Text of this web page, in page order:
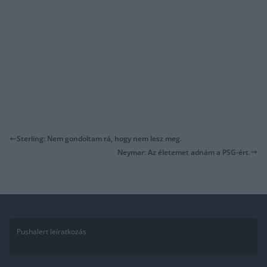
Sterling: Nem gondoltam rá, hogy nem lesz meg.
Neymar: Az életemet adnám a PSG-ért.
Pushalert leíratkozás